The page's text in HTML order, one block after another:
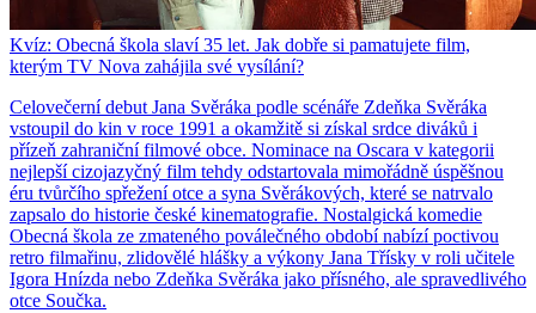
Kvíz: Obecná škola slaví 35 let. Jak dobře si pamatujete film,
kterým TV Nova zahájila své vysílání?
Celovečerní debut Jana Svěráka podle scénáře Zdeňka Svěráka
vstoupil do kin v roce 1991 a okamžitě si získal srdce diváků i
přízeň zahraniční filmové obce. Nominace na Oscara v kategorii
nejlepší cizojazyčný film tehdy odstartovala mimořádně úspěšnou
éru tvůrčího spřežení otce a syna Svěrákových, které se natrvalo
zapsalo do historie české kinematografie. Nostalgická komedie
Obecná škola ze zmateného poválečného období nabízí poctivou
retro filmařinu, zlidovělé hlášky a výkony Jana Třísky v roli učitele
Igora Hnízda nebo Zdeňka Svěráka jako přísného, ale spravedlivého
otce Součka.